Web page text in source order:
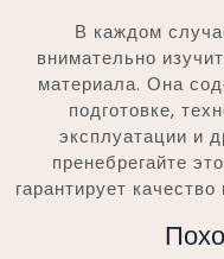
В каждом
внимательно
материала. Она
подготовке,
эксплуатации и
пренебрегайте
гарантирует